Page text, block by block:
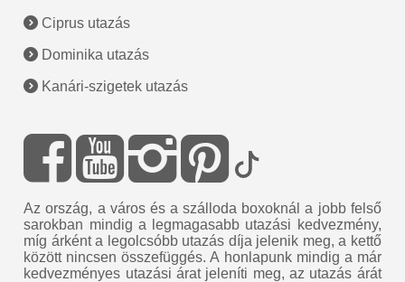
Ciprus utazás
Dominika utazás
Kanári-szigetek utazás
Az ország, a város és a szálloda boxoknál a jobb felső
sarokban mindig a legmagasabb utazási kedvezmény,
míg árként a legolcsóbb utazás díja jelenik meg, a kettő
között nincsen összefüggés. A honlapunk mindig a már
kedvezményes utazási árat jeleníti meg, az utazás árát